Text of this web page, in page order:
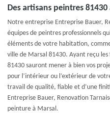
Des artisans peintres
Notre entreprise Entreprise Bauer,
équipes de peintres professionnels
éléments de votre habitation,
ville de Marsal 81430. Ayant reçu
81430 sauront mener à bien vos
pour l’intérieur ou l’extérieur de
travail de qualité, fiable et d’une
Entreprise Bauer, Renovation
peinture à Marsal.